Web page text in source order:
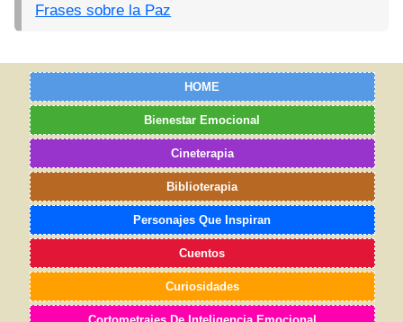
Frases sobre la Paz
HOME
Bienestar Emocional
Cineterapia
Biblioterapia
Personajes Que Inspiran
Cuentos
Curiosidades